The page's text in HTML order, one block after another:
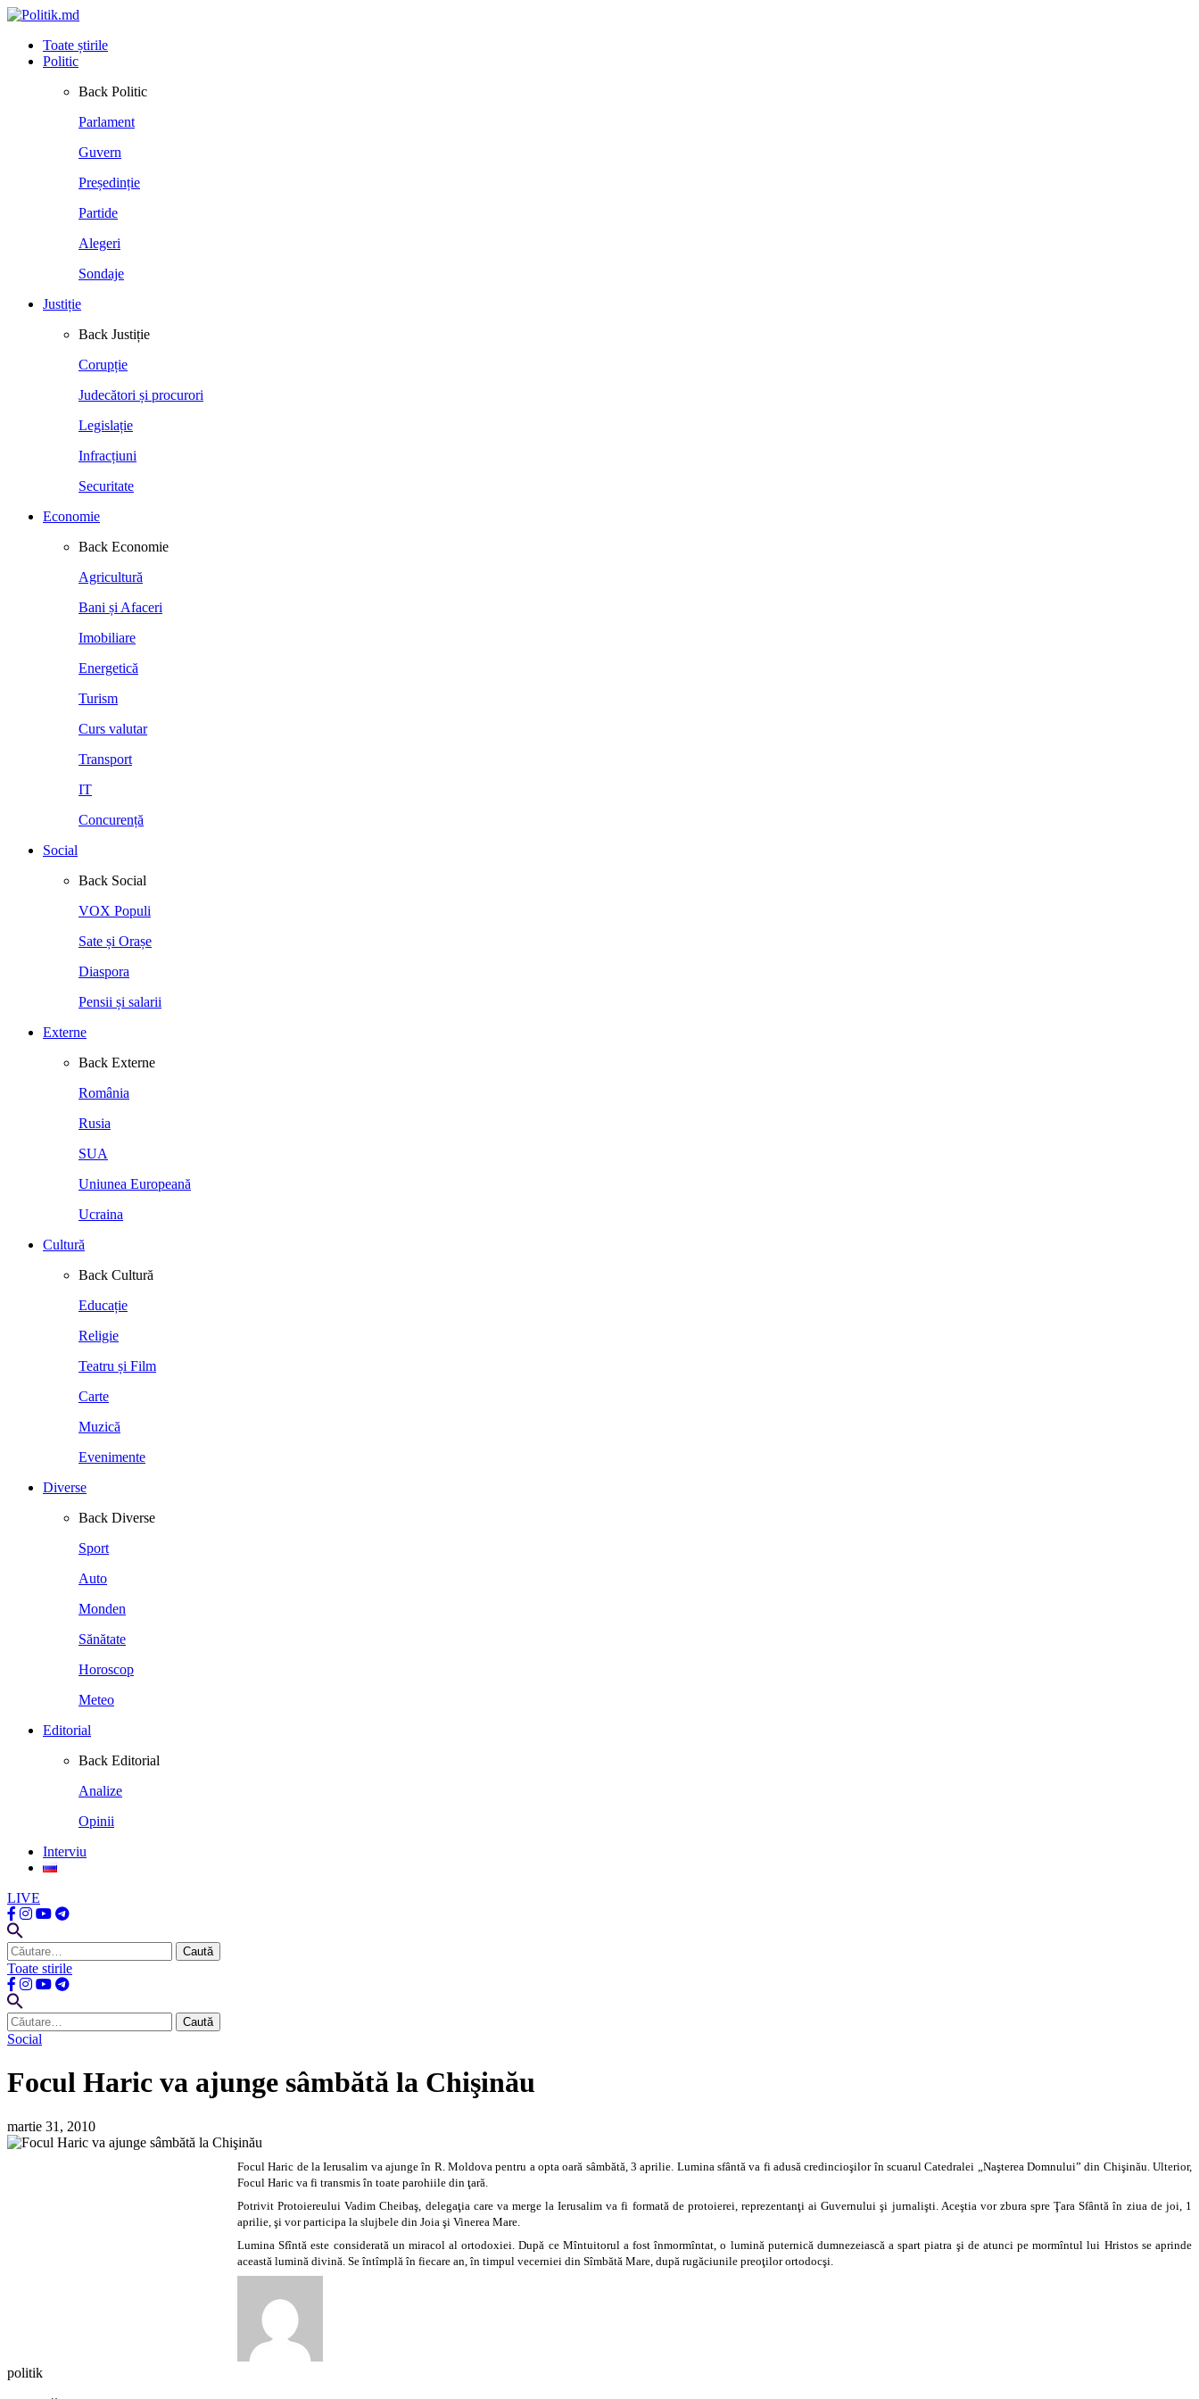
Toate știrile
Politic
Back Politic
Parlament
Guvern
Președinție
Partide
Alegeri
Sondaje
Justiție
Back Justiție
Corupție
Judecători și procurori
Legislație
Infracțiuni
Securitate
Economie
Back Economie
Agricultură
Bani și Afaceri
Imobiliare
Energetică
Turism
Curs valutar
Transport
IT
Concurență
Social
Back Social
VOX Populi
Sate și Orașe
Diaspora
Pensii și salarii
Externe
Back Externe
România
Rusia
SUA
Uniunea Europeană
Ucraina
Cultură
Back Cultură
Educație
Religie
Teatru și Film
Carte
Muzică
Evenimente
Diverse
Back Diverse
Sport
Auto
Monden
Sănătate
Horoscop
Meteo
Editorial
Back Editorial
Analize
Opinii
Interviu
LIVE
Caută
după:
Toate stirile
Caută
după:
Social
Focul Haric va ajunge sâmbătă la Chişinău
martie 31, 2010
Focul Haric de la Ierusalim va ajunge în R. Moldova pentru a opta oară sâmbătă, 3 aprilie. Lumina sfântă va fi adusă credincioşilor în scuarul Catedralei „Naşterea Domnului” din Chişinău. Ulterior,
Focul Haric va fi transmis în toate parohiile din ţară.
Potrivit Protoiereului Vadim Cheibaş, delegaţia care va merge la Ierusalim va fi formată de protoierei, reprezentanţi ai Guvernului şi jurnalişti. Aceştia vor zbura spre Ţara Sfântă în ziua de joi, 1
aprilie, şi vor participa la slujbele din Joia şi Vinerea Mare.
Lumina Sfîntă este considerată un miracol al ortodoxiei. După ce Mîntuitorul a fost înmormîntat, o lumină puternică dumnezeiască a spart piatra şi de atunci pe mormîntul lui Hristos se aprinde
această lumină divină. Se întîmplă în fiecare an, în timpul vecerniei din Sîmbătă Mare, după rugăciunile preoţilor ortodocşi.
politik